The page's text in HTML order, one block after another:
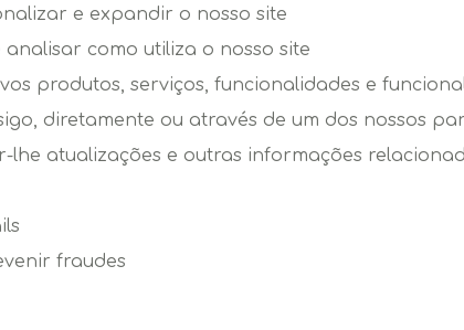
e expandir o nosso site
como utiliza o nosso site
produtos, serviços, funcionalidades e
diretamente ou através de um dos nossos
lhe atualizações e outras informações
fraudes